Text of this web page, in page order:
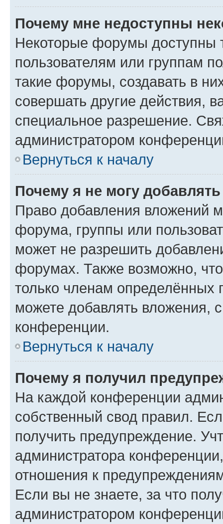
Почему мне недоступны
Некоторые форумы доступны
пользователям или группам
такие форумы, создавать в
совершать другие действия,
специальное разрешение.
администратором
Вернуться к началу
Почему я не могу
Право добавления вложений
форума, группы или
может не разрешить
форумах. Также возможно,
только членам определённых
можете добавлять вложения,
конференции.
Вернуться к началу
Почему я получил
На каждой конференции
собственный свод правил.
получить предупреждение.
администратора
отношения к
Если вы не знаете, за что
администратором